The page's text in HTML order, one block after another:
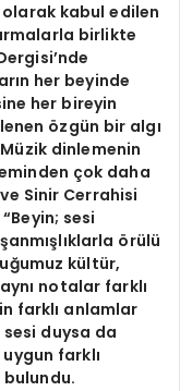
olarak kabul edilen
birlikte
her beyinde
her bireyin
özgün bir algı
dinlemenin
çok daha
Sinir Cerrahisi
sesi
örülü
kültür,
notalar farklı
farklı anlamlar
sesi duysa da
farklı
bulundu.